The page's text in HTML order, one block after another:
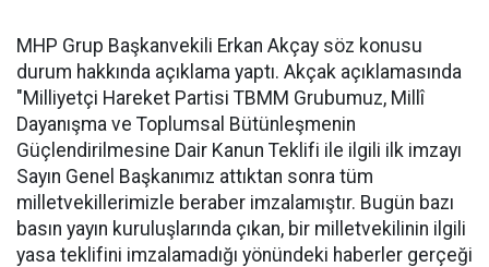
MHP Grup Başkanvekili Erkan Akçay söz konusu
durum hakkında açıklama yaptı. Akçak açıklamasında
"Milliyetçi Hareket Partisi TBMM Grubumuz, Millî
Dayanışma ve Toplumsal Bütünleşmenin
Güçlendirilmesine Dair Kanun Teklifi ile ilgili ilk imzayı
Sayın Genel Başkanımız attıktan sonra tüm
milletvekillerimizle beraber imzalamıştır. Bugün bazı
basın yayın kuruluşlarında çıkan, bir milletvekilinin ilgili
yasa teklifini imzalamadığı yönündeki haberler gerçeği